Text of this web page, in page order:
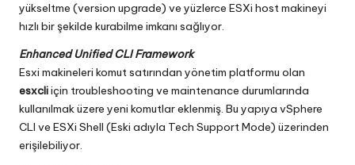
yükseltme (version upgrade) ve yüzlerce ESXi host makineyi
hızlı bir şekilde kurabilme imkanı sağlıyor.
Enhanced Unified CLI Framework
Esxi makineleri komut satırından yönetim platformu olan
esxcliiçin troubleshooting ve maintenance durumlarında
kullanılmak üzere yeni komutlar eklenmiş. Bu yapıya vSphere
CLI ve ESXi Shell (Eski adıyla Tech Support Mode) üzerinden
erişilebiliyor.